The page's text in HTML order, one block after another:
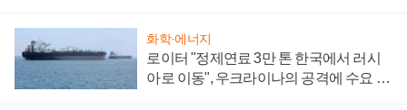
화학·에너지
로이터 "정제연료 3만 톤 한국에서 러시
아로 이동", 우크라이나의 공격에 수요 늘